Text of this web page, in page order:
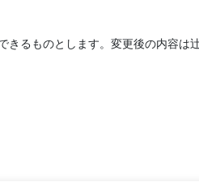
るものとします。変更後の内容は